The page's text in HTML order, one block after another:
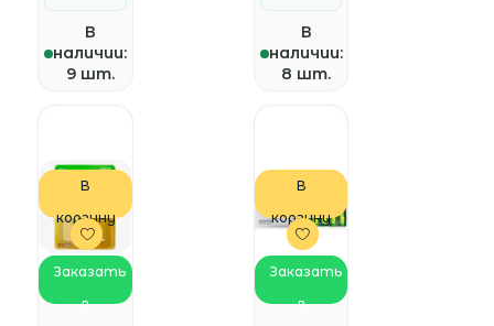
В
наличии:
9 шт.
В
наличии:
8 шт.
В
корзину
Заказать
в
В
корзину
Заказать
в